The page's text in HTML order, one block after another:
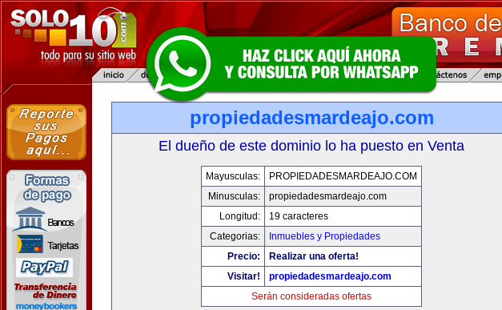
propiedadesmardeajo.com
El dueño de este dominio lo ha puesto en Venta
Mayusculas:
PROPIEDADESMARDEAJO.COM
Minusculas:
propiedadesmardeajo.com
Longitud:
19 caracteres
Categorias:
Inmuebles y Propiedades
Precio:
Realizar una oferta!
Visitar!
propiedadesmardeajo.com
Serán consideradas ofertas